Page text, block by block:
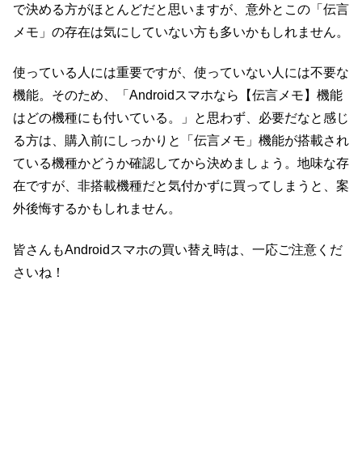
で決める方がほとんどだと思いますが、意外とこの「伝言
メモ」の存在は気にしていない方も多いかもしれません。
使っている人には重要ですが、使っていない人には不要な
機能。そのため、「Androidスマホなら【伝言メモ】機能
はどの機種にも付いている。」と思わず、必要だなと感じ
る方は、購入前にしっかりと「伝言メモ」機能が搭載され
ている機種かどうか確認してから決めましょう。地味な存
在ですが、非搭載機種だと気付かずに買ってしまうと、案
外後悔するかもしれません。
皆さんもAndroidスマホの買い替え時は、一応ご注意くだ
さいね！